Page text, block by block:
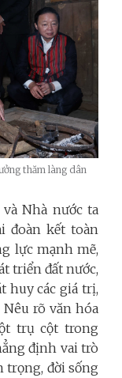
thăm làng dân
Nhà nước ta
đoàn kết toàn
lực mạnh mẽ,
triển đất nước,
huy các giá trị,
Nêu rõ văn hóa
trụ cột trong
định vai trò
trọng, đời sống